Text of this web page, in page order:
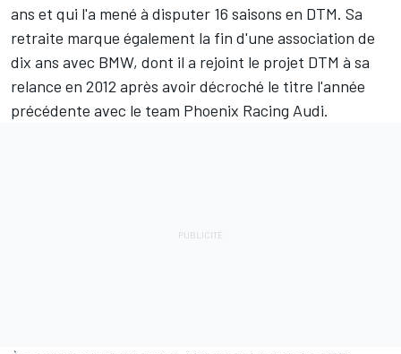
ans et qui l'a mené à disputer 16 saisons en DTM. Sa
retraite marque également la fin d'une association de
dix ans avec BMW, dont il a rejoint le projet DTM à sa
relance en 2012 après avoir décroché le titre l'année
précédente avec le team Phoenix Racing Audi.